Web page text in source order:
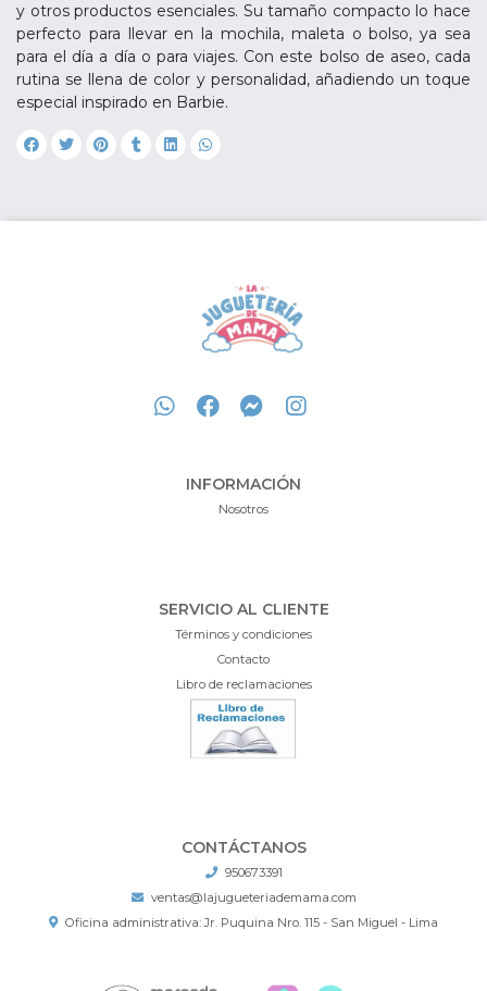
y otros productos esenciales. Su tamaño compacto lo hace
perfecto para llevar en la mochila, maleta o bolso, ya sea
para el día a día o para viajes. Con este bolso de aseo, cada
rutina se llena de color y personalidad, añadiendo un toque
especial inspirado en Barbie.
INFORMACIÓN
Nosotros
SERVICIO AL CLIENTE
Términos y condiciones
Contacto
Libro de reclamaciones
CONTÁCTANOS
950673391
ventas@lajugueteriademama.com
Oficina administrativa: Jr. Puquina Nro. 115 - San Miguel - Lima